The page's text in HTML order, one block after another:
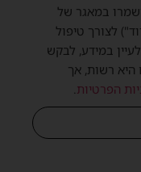
במאגר של
טיפול
במידע, לבקש
רשות, אך
הפרטיות.